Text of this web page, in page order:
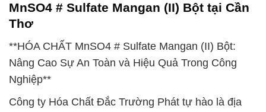
MnSO4 # Sulfate Mangan (II) Bột tại Cần
Thơ
**HÓA CHẤT MnSO4 # Sulfate Mangan (II) Bột:
Nâng Cao Sự An Toàn và Hiệu Quả Trong Công
Nghiệp**
Công ty Hóa Chất Đắc Trường Phát tự hào là địa